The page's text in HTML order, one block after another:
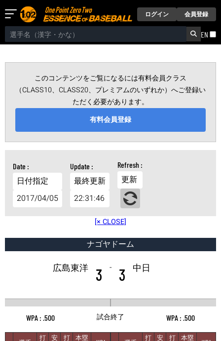
ログイン 会員登録
EN
このコンテンツをご覧になるには有料会員クラス
（CLASS10、CLASS20、プレミアムのいずれか）へご登録い
ただく必要があります。
有料会員登録
日付指定
2017/04/05
最終更新
22:31:46
更新
[× CLOSE]
ナゴヤドーム
広島東洋 3 - 3 中日
.500 試合終了 .500
打
安
打
本塁
打
安
打
本塁